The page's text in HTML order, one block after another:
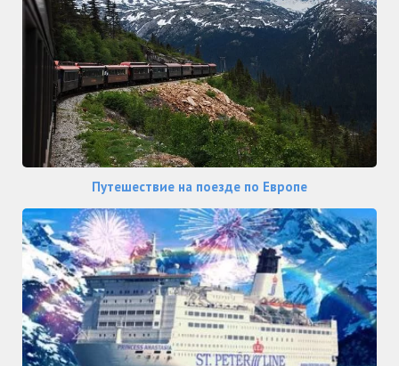
Путешествие на поезде по Европе